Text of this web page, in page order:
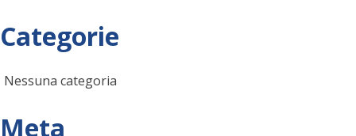
Categorie
Nessuna categoria
Meta